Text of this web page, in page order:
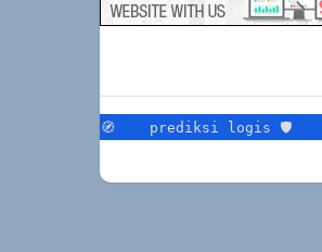
prediksi logis 🛡